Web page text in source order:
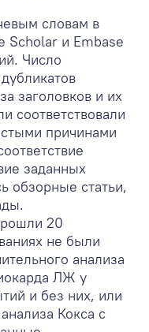
словам в
Scholar и Embase
Число
заголовков и их
соответствовали
причинами
заданных
обзорные статьи,
20
не были
анализа
ЛЖ у
и без них, или
Кокса с